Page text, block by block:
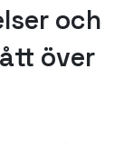
och
över